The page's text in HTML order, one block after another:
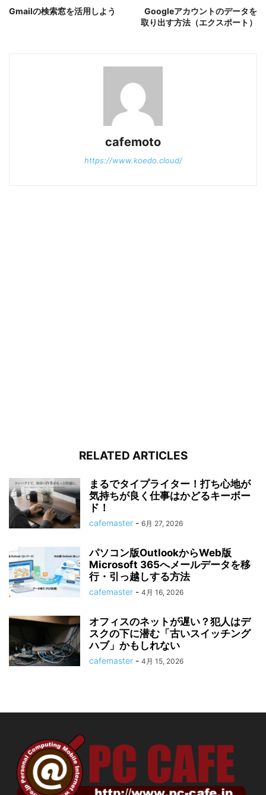
Gmailの検索窓を活用しよう
Googleアカウントのデータを
取り出す方法（エクスポート）
cafemoto
https://www.koedo.cloud/
RELATED ARTICLES
まるでタイプライター！打ち心地が
気持ちが良く仕事はかどるキーボー
ド！
cafemaster - 6月 27, 2026
パソコン版OutlookからWeb版
Microsoft 365へメールデータを移
行・引っ越しする方法
cafemaster - 4月 16, 2026
オフィスのネットが遅い？犯人はデ
スクの下に潜む「古いスイッチング
ハブ」かもしれない
cafemaster - 4月 15, 2026